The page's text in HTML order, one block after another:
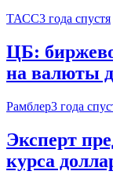
ТАСС3 года спустя
ЦБ:
на валюты
Рамблер3 года
Эксперт
курса